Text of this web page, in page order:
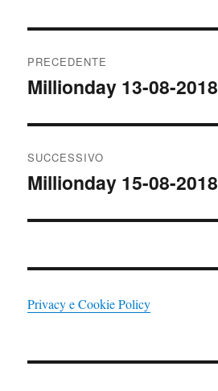
articoli
PRECEDENTE
Articolo
Millionday 13-08-2018
SUCCESSIVO
Articolo
Millionday 15-08-2018
Privacy e Cookie Policy